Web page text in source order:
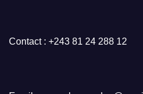
Contact : +243 81 24 288 12